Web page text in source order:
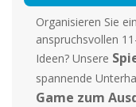
Organisieren Sie
anspruchsvollen
Ideen? Unsere
spannende
Game zum